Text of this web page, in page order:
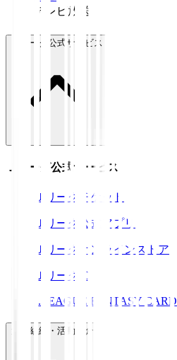
テレビ放送
Ｊリーグ公式サービス
Ｊリーグ公式サービス
Ｊリーグチケット
Ｊリーグ公式アプリ
Ｊリーグオンラインストア
ＪリーグID
J.LEAGUE FANTASY CARD
運営組織・活動紹介